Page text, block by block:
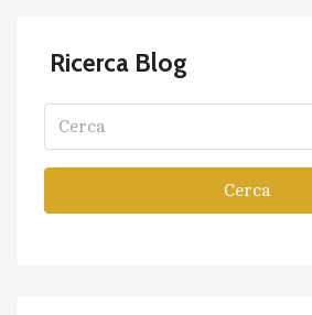
Ricerca Blog
Cerca